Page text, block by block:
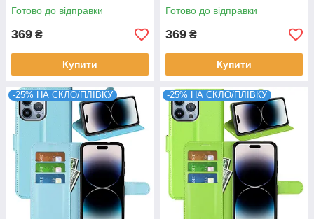
Готово до відправки
369 ₴
Купити
Готово до відправки
369 ₴
Купити
-25% НА СКЛО/ПЛІВКУ -25% НА СКЛО/ПЛІВКУ